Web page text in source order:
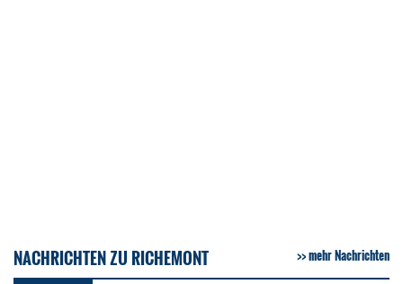
NACHRICHTEN ZU RICHEMONT mehr Nachrichten